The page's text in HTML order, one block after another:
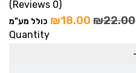
(0 Reviews)
₪22.00
₪18.00 כולל מע"מ
Quantity